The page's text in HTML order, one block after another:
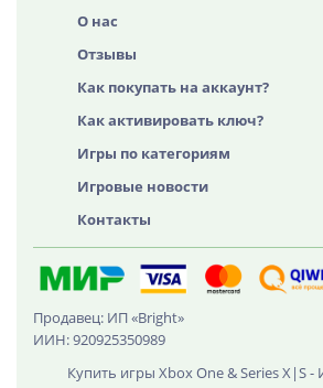
О нас
Отзывы
Как покупать на аккаунт?
Как активировать ключ?
Игры по категориям
Игровые новости
Контакты
Продавец: ИП «Bright»
ИИН: 920925350989
Купить игры Xbox One & Series X|S